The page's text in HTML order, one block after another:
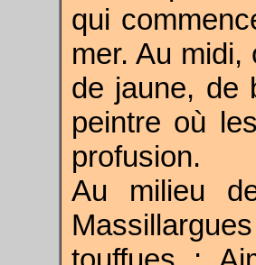
qui
mer. Au
de jaune, de
peintre où
profusion.
Au milieu